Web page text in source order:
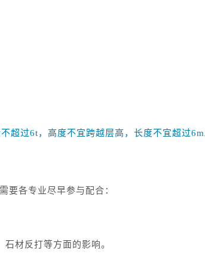
超过6t，高度不宜跨越层高，长度不宜超过6m
要各专业尽早参与配合：
材反打等方面的影响。